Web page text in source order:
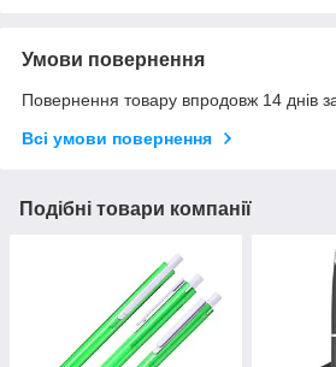
Умови повернення
Повернення товару впродовж 14 днів
Всі умови повернення
Подібні товари компанії